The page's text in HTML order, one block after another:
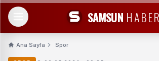
SAMSUN HABER
Ana Sayfa Spor